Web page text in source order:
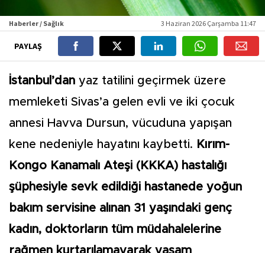
Haberler / Sağlık 3 Haziran 2026 Çarşamba 11:47
PAYLAŞ
İstanbul’dan yaz tatilini geçirmek üzere
memleketi Sivas’a gelen evli ve iki çocuk
annesi Havva Dursun, vücuduna yapışan
kene nedeniyle hayatını kaybetti. Kırım-
Kongo Kanamalı Ateşi (KKKA) hastalığı
şüphesiyle sevk edildiği hastanede yoğun
bakım servisine alınan 31 yaşındaki genç
kadın, doktorların tüm müdahalelerine
rağmen kurtarılamayarak yaşam